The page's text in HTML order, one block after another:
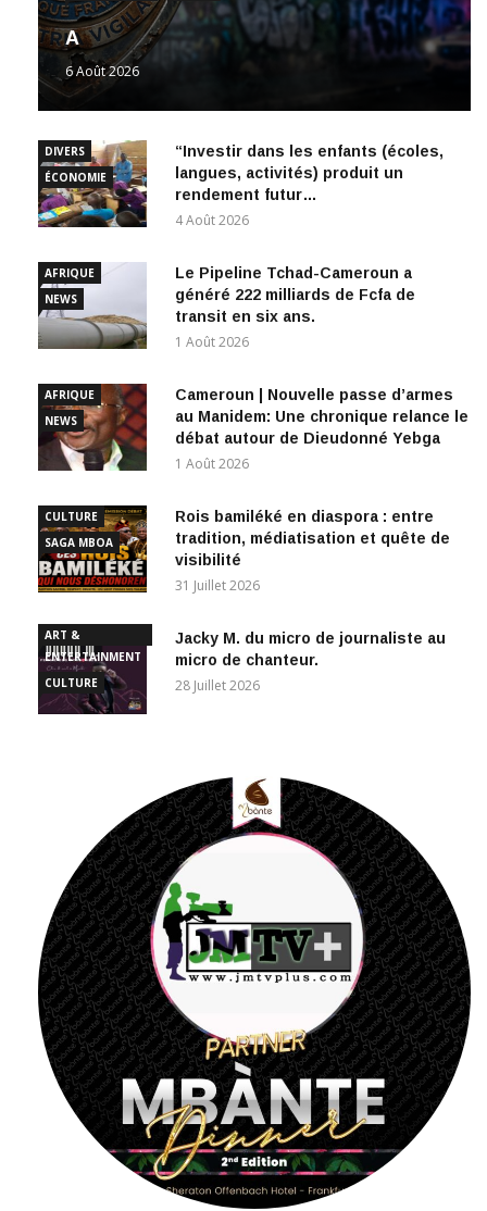
A
6 Août 2026
DIVERS
ÉCONOMIE
“Investir dans les enfants (écoles,
langues, activités) produit un
rendement futur…
4 Août 2026
AFRIQUE
NEWS
Le Pipeline Tchad-Cameroun a
généré 222 milliards de Fcfa de
transit en six ans.
1 Août 2026
AFRIQUE
NEWS
Cameroun | Nouvelle passe d’armes
au Manidem: Une chronique relance le
débat autour de Dieudonné Yebga
1 Août 2026
CULTURE
SAGA MBOA
Rois bamiléké en diaspora : entre
tradition, médiatisation et quête de
visibilité
31 Juillet 2026
ART &
ENTERTAINMENT
CULTURE
Jacky M. du micro de journaliste au
micro de chanteur.
28 Juillet 2026